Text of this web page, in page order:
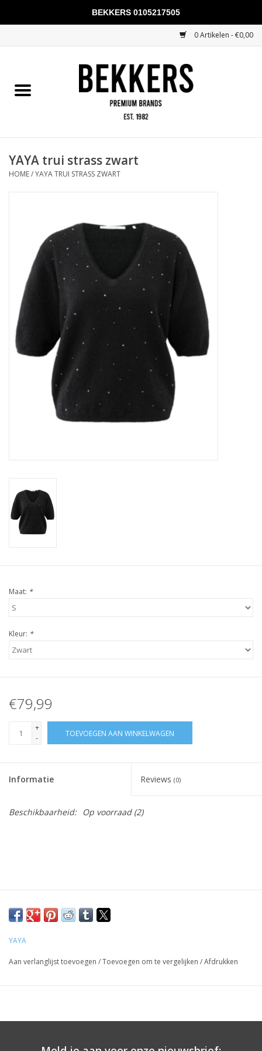
0 Artikelen - €0,00
Mannen
KADOBONNEN
YAYA trui strass zwart
HOME/YAYA TRUI STRASS ZWART
Maat: *
Kleur: *
€79,99
+
-
TOEVOEGEN AAN WINKELWAGEN
Informatie Reviews (0)
Beschikbaarheid: Op voorraad(2)
YAYA
Aan verlanglijst toevoegen /Toevoegen om te vergelijken /Afdrukken
BEKKERS 0105217505